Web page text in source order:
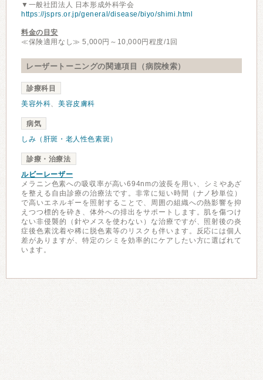
▼一般社団法人 日本形成外科学会
https://jsprs.or.jp/general/disease/biyo/shimi.html
料金の目安
≪保険適用なし≫ 5,000円～10,000円程度/1回
レーザートーニングの関連項目（病院検索）
診療科目
美容外科、美容皮膚科
病気
しみ（肝斑・老人性色素斑）
診療・治療法
ルビーレーザー
メラニン色素への吸収率が高い694nmの波長を用い、シミやあざ
を整える自由診療の治療法です。非常に短い時間（ナノ秒単位）
で高いエネルギーを照射することで、周囲の組織への熱影響を抑
えつつ標的を砕き、体外への排出をサポートします。肌を傷つけ
ない非侵襲的（針やメスを使わない）な治療ですが、照射後の炎
症後色素沈着や稀に脱色素等のリスクも伴います。反応には個人
差がありますが、特定のシミを効率的にケアしたい方に選ばれて
います。